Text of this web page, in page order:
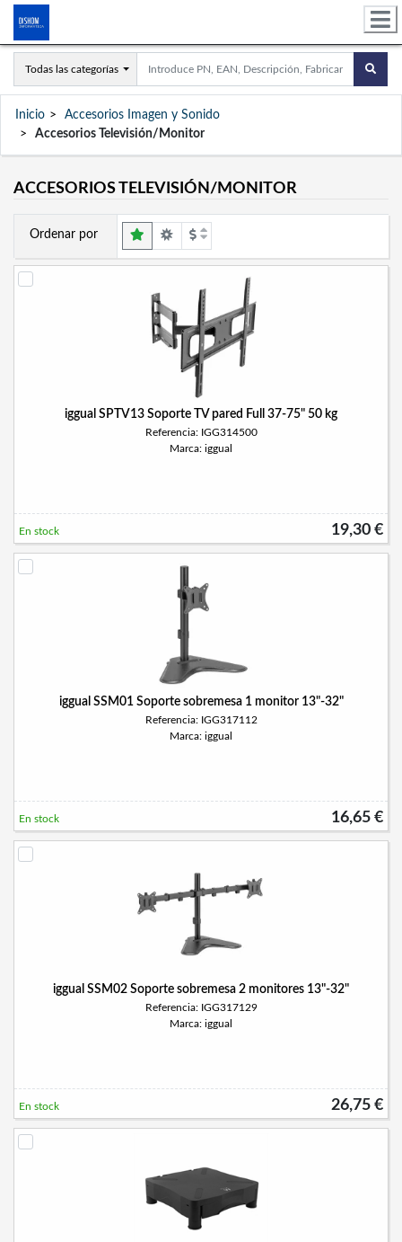
Todas las categorías
Inicio
Accesorios Imagen y Sonido
Accesorios Televisión/Monitor
ACCESORIOS TELEVISIÓN/MONITOR
Ordenar por
iggual SPTV13 Soporte TV pared Full 37-75" 50 kg
Referencia: IGG314500
Marca: iggual
19,30 €
En stock
iggual SSM01 Soporte sobremesa 1 monitor 13"-32"
Referencia: IGG317112
Marca: iggual
16,65 €
En stock
iggual SSM02 Soporte sobremesa 2 monitores 13"-32"
Referencia: IGG317129
Marca: iggual
26,75 €
En stock